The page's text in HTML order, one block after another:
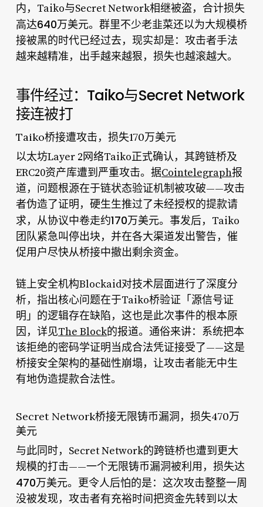
内，Taiko与Secret Network相继被盗，合计损失
高达640万美元。群里不少老韭菜还以为大规模桥
接被黑的时代已经过去，现实却是：攻击者手法
越来越精准，出手越来越狠，损失也越滚越大。
事件经过：Taiko与Secret Network
接连被打
Taiko桥接遭攻击，损失170万美元
以太坊Layer 2网络Taiko正式确认，其跨链桥及
ERC20资产库遭到严重攻击。据Cointelegraph报
道，问题根源在于链状态验证机制被攻破——攻击
者伪造了证明，硬生生推过了未经授权的提款请
求，从协议中卷走约170万美元。事发后，Taiko
团队紧急叫停出块，并在各大渠道发出警告，催
促用户尽快从桥接中撤出剩余资金。
链上安全机构Blockaid对技术层面进行了深度分
析，指出核心问题在于Taiko桥验证「源信号证
明」的逻辑存在缺陷，这也是此次事件的根本原
因，详见The Block的报道。通俗来讲：系统把本
该拒绝的密码学证明当成合法凭证接受了——这是
桥接安全架构的基础性崩塌，让攻击者能无中生
有地伪造提款合法性。
Secret Network桥接无限铸币漏洞，损失470万
美元
与此同时，Secret Network的跨链桥也遭到更大
规模的打击——一个无限铸币漏洞被利用，损失达
470万美元。更令人后怕的是：这次攻击整整一周
没被发现，攻击者有充裕时间把资金先转到以太